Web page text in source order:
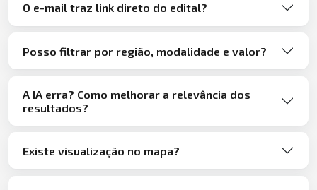
O e-mail traz link direto do edital?
Posso filtrar por região, modalidade e valor?
A IA erra? Como melhorar a relevância dos
resultados?
Existe visualização no mapa?